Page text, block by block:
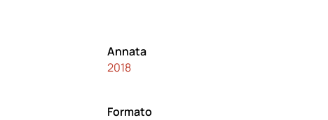
Annata
2018
Formato